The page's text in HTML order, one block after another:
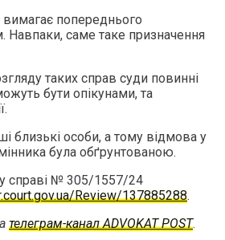
вимагає попереднього
Навпаки, саме таке призначення
таких справ суди повинні
бути опікунами, та
близькі особи, а тому відмова у
була обґрунтованою.
справі № 305/1557/24
Review/137885288.
телеграм-канал ADVOKAT POST.